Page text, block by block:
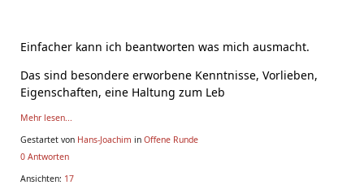
Einfacher kann ich beantworten was mich ausmacht.
Das sind besondere erworbene Kenntnisse, Vorlieben,
Eigenschaften, eine Haltung zum Leb
Mehr lesen...
Gestartet von Hans-Joachim in Offene Runde
0 Antworten
Ansichten: 17